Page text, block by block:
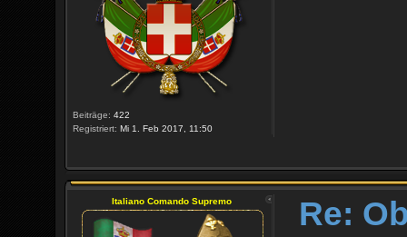
Beiträge: 422
Registriert: Mi 1. Feb 2017, 11:50
Italiano Comando Supremo Re: